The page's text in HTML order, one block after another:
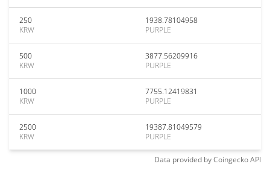
250
KRW
1938.78104958
PURPLE
500
KRW
3877.56209916
PURPLE
1000
KRW
7755.12419831
PURPLE
2500
KRW
19387.81049579
PURPLE
Data provided byCoingeckoAPI